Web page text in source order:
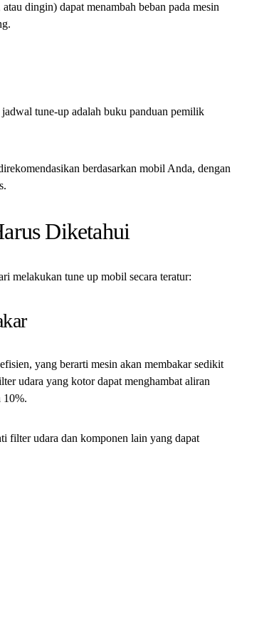
dingin) dapat menambah beban pada mesin
tune-up adalah buku panduan pemilik
berdasarkan mobil Anda, dengan
Diketahui
melakukan tune up mobil secara teratur:
yang berarti mesin akan membakar sedikit
udara yang kotor dapat menghambat aliran
10%.
filter udara dan komponen lain yang dapat